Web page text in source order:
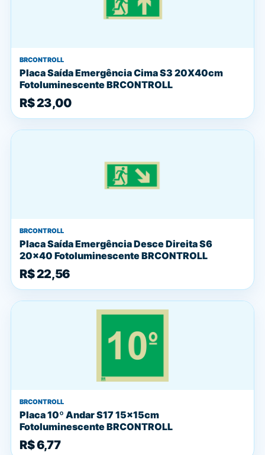
BRCONTROLL
Placa Saída Emergência Cima S3 20X40cm
Fotoluminescente BRCONTROLL
R$ 23,00
BRCONTROLL
Placa Saída Emergência Desce Direita S6
20x40 Fotoluminescente BRCONTROLL
R$ 22,56
BRCONTROLL
Placa 10º Andar S17 15x15cm
Fotoluminescente BRCONTROLL
R$ 6,77